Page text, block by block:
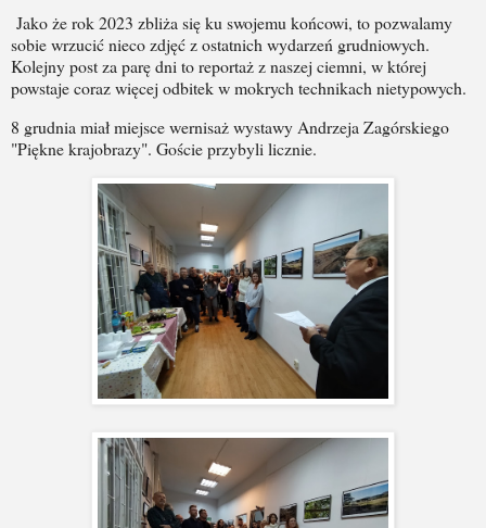
Jako że rok 2023 zbliża się ku swojemu końcowi, to pozwalamy
sobie wrzucić nieco zdjęć z ostatnich wydarzeń grudniowych.
Kolejny post za parę dni to reportaż z naszej ciemni, w której
powstaje coraz więcej odbitek w mokrych technikach nietypowych.
8 grudnia miał miejsce wernisaż wystawy Andrzeja Zagórskiego
"Piękne krajobrazy". Goście przybyli licznie.